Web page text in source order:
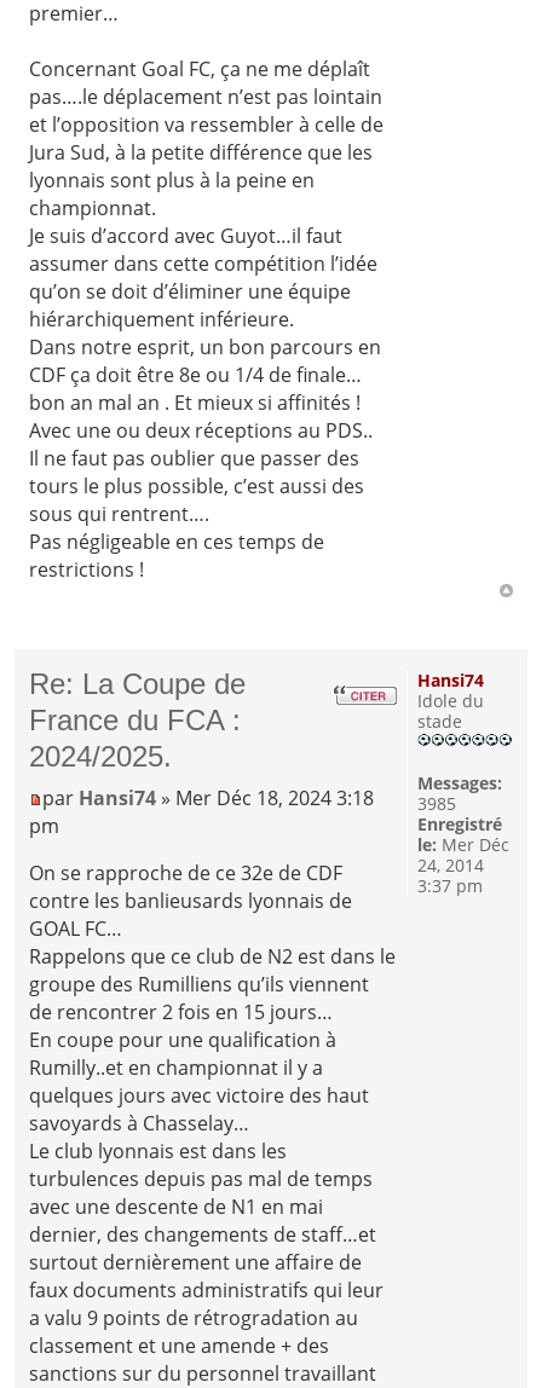
premier…
Concernant Goal FC, ça ne me déplaît
pas….le déplacement n’est pas lointain
et l’opposition va ressembler à celle de
Jura Sud, à la petite différence que les
lyonnais sont plus à la peine en
championnat.
Je suis d’accord avec Guyot…il faut
assumer dans cette compétition l’idée
qu’on se doit d’éliminer une équipe
hiérarchiquement inférieure.
Dans notre esprit, un bon parcours en
CDF ça doit être 8e ou 1/4 de finale…
bon an mal an . Et mieux si affinités !
Avec une ou deux réceptions au PDS..
Il ne faut pas oublier que passer des
tours le plus possible, c’est aussi des
sous qui rentrent….
Pas négligeable en ces temps de
restrictions !
Re: La Coupe de
France du FCA :
2024/2025.
par Hansi74 » Mer Déc 18, 2024 3:18
pm
On se rapproche de ce 32e de CDF
contre les banlieusards lyonnais de
GOAL FC…
Rappelons que ce club de N2 est dans le
groupe des Rumilliens qu’ils viennent
de rencontrer 2 fois en 15 jours…
En coupe pour une qualification à
Rumilly..et en championnat il y a
quelques jours avec victoire des haut
savoyards à Chasselay…
Le club lyonnais est dans les
turbulences depuis pas mal de temps
avec une descente de N1 en mai
dernier, des changements de staff…et
surtout dernièrement une affaire de
faux documents administratifs qui leur
a valu 9 points de rétrogradation au
classement et une amende + des
sanctions sur du personnel travaillant
Hansi74
Idole du
stade
Messages:
3985
Enregistré
le: Mer Déc
24, 2014
3:37 pm